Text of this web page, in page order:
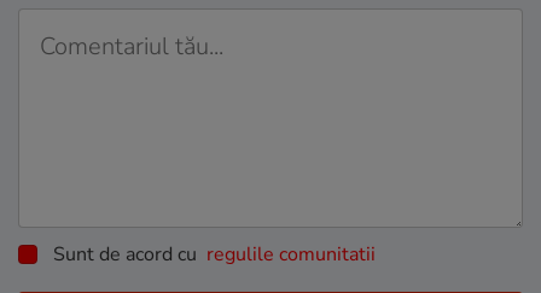
Sunt de acord cu regulile comunitatii